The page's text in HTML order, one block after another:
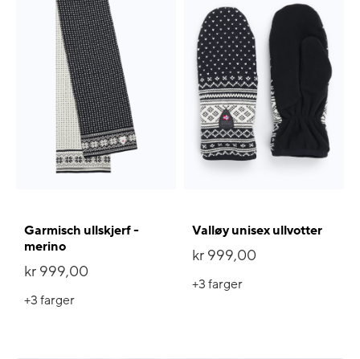
Garmisch ullskjerf -
merino
kr 999,00
+3farger
Valløy unisex ullvotter
kr 999,00
+3farger